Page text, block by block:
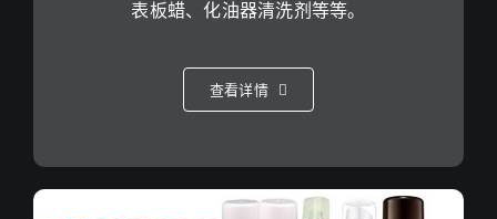
表板蜡、化油器清洗剂等等。
查看详情